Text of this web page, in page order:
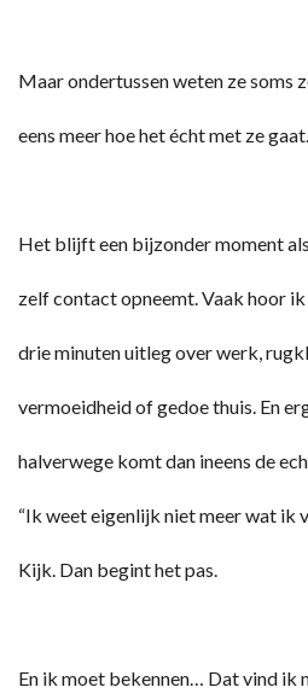
Maar ondertussen weten ze soms
eens meer hoe het écht met ze gaat.
Het blijft een bijzonder moment
zelf contact opneemt. Vaak hoor
drie minuten uitleg over werk,
vermoeidheid of gedoe thuis.
halverwege komt dan ineens de
“Ik weet eigenlijk niet meer wat ik
Kijk. Dan begint het pas.
En ik moet bekennen… Dat vind ik